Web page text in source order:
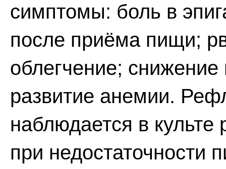
симптомы: боль в
после приёма пищи;
облегчение;
развитие анемии.
наблюдается в культе
при недостаточности